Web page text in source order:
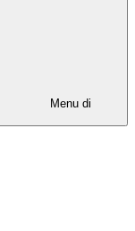
Menu di